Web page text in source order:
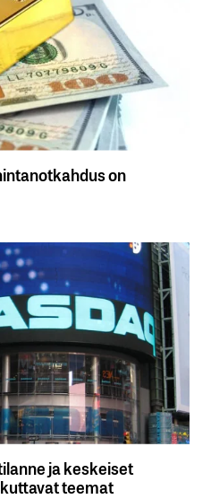
on
ja keskeiset
teemat